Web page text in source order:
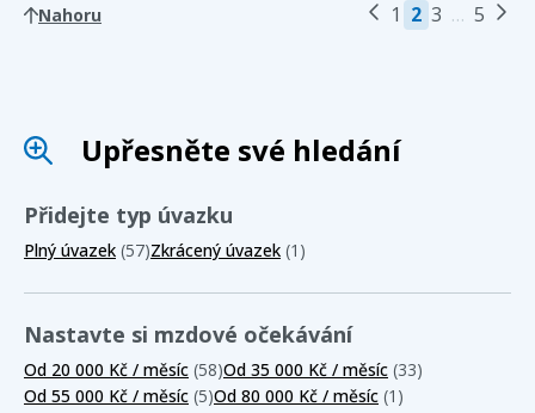
1 2 3 … 5
Nahoru
Upřesněte své hledání
Přidejte typ úvazku
Plný úvazek (57)Zkrácený úvazek (1)
Nastavte si mzdové očekávání
Od 20 000 Kč / měsíc (58)Od 35 000 Kč / měsíc (33)
Od 55 000 Kč / měsíc (5)Od 80 000 Kč / měsíc (1)